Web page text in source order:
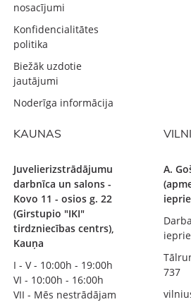
nosacījumi
Konfidencialitātes
politika
Biežāk uzdotie
jautājumi
Noderīga informācija
KAUNAS
Juvelierizstrādājumu
darbnīca un salons -
Kovo 11 - osios g. 22
(Girstupio "IKI"
tirdzniecības centrs),
Kauņa
I - V - 10:00h - 19:00h
VI - 10:00h - 16:00h
VII - Mēs nestrādājam
A.
737